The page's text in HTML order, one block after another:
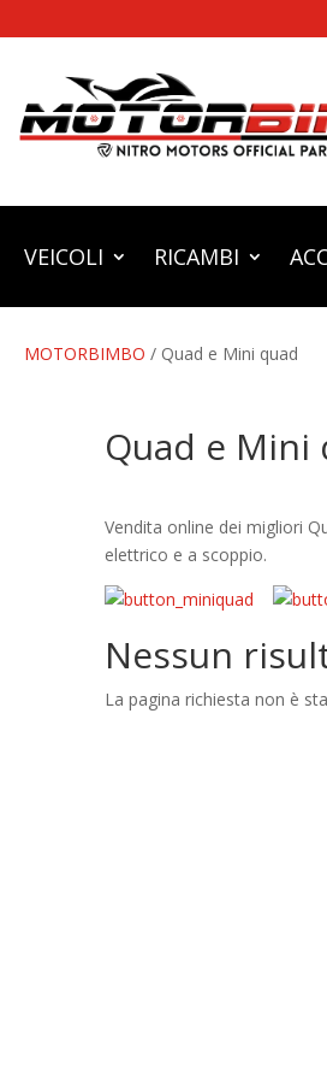
VEICOLI RICAMBI
MOTORBIMBO / Quad e Mini quad
Quad e Mini
Vendita online dei migliori
elettrico e a scoppio.
Nessun
La pagina richiesta non è